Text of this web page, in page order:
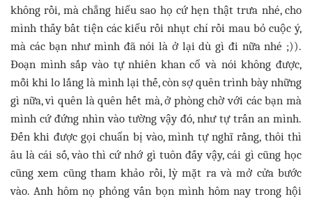
không rồi, mà chẳng hiểu sao họ cứ hẹn thật trưa nhé, cho
mình thấy bất tiện các kiểu rồi nhụt chí rồi mau bỏ cuộc ý,
mà các bạn như mình đã nói là ở lại dù gì đi nữa nhé ;)).
Đoạn mình sắp vào tự nhiên khan cổ và nói không được,
mỗi khi lo lắng là mình lại thế, còn sợ quên trình bày những
gì nữa, vì quên là quên hết mà, ở phòng chờ với các bạn mà
mình cứ đứng nhìn vào tường vậy đó, như tự trấn an mình.
Đến khi được gọi chuẩn bị vào, mình tự nghĩ rằng, thôi thì
âu là cái số, vào thì cứ nhớ gì tuôn đấy vậy, cái gì cũng học
cũng xem cũng tham khảo rồi, lỳ mặt ra và mở cửa bước
vào. Anh hôm nọ phỏng vấn bọn mình hôm nay trong hội